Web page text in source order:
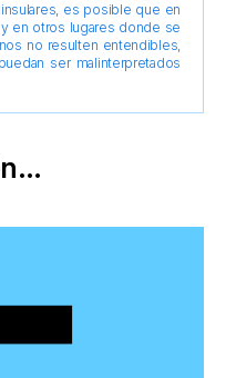
es posible que en
en otros lugares donde se
no resulten entendibles,
ser malinterpretados